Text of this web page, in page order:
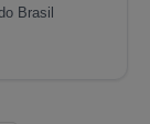
Brasil